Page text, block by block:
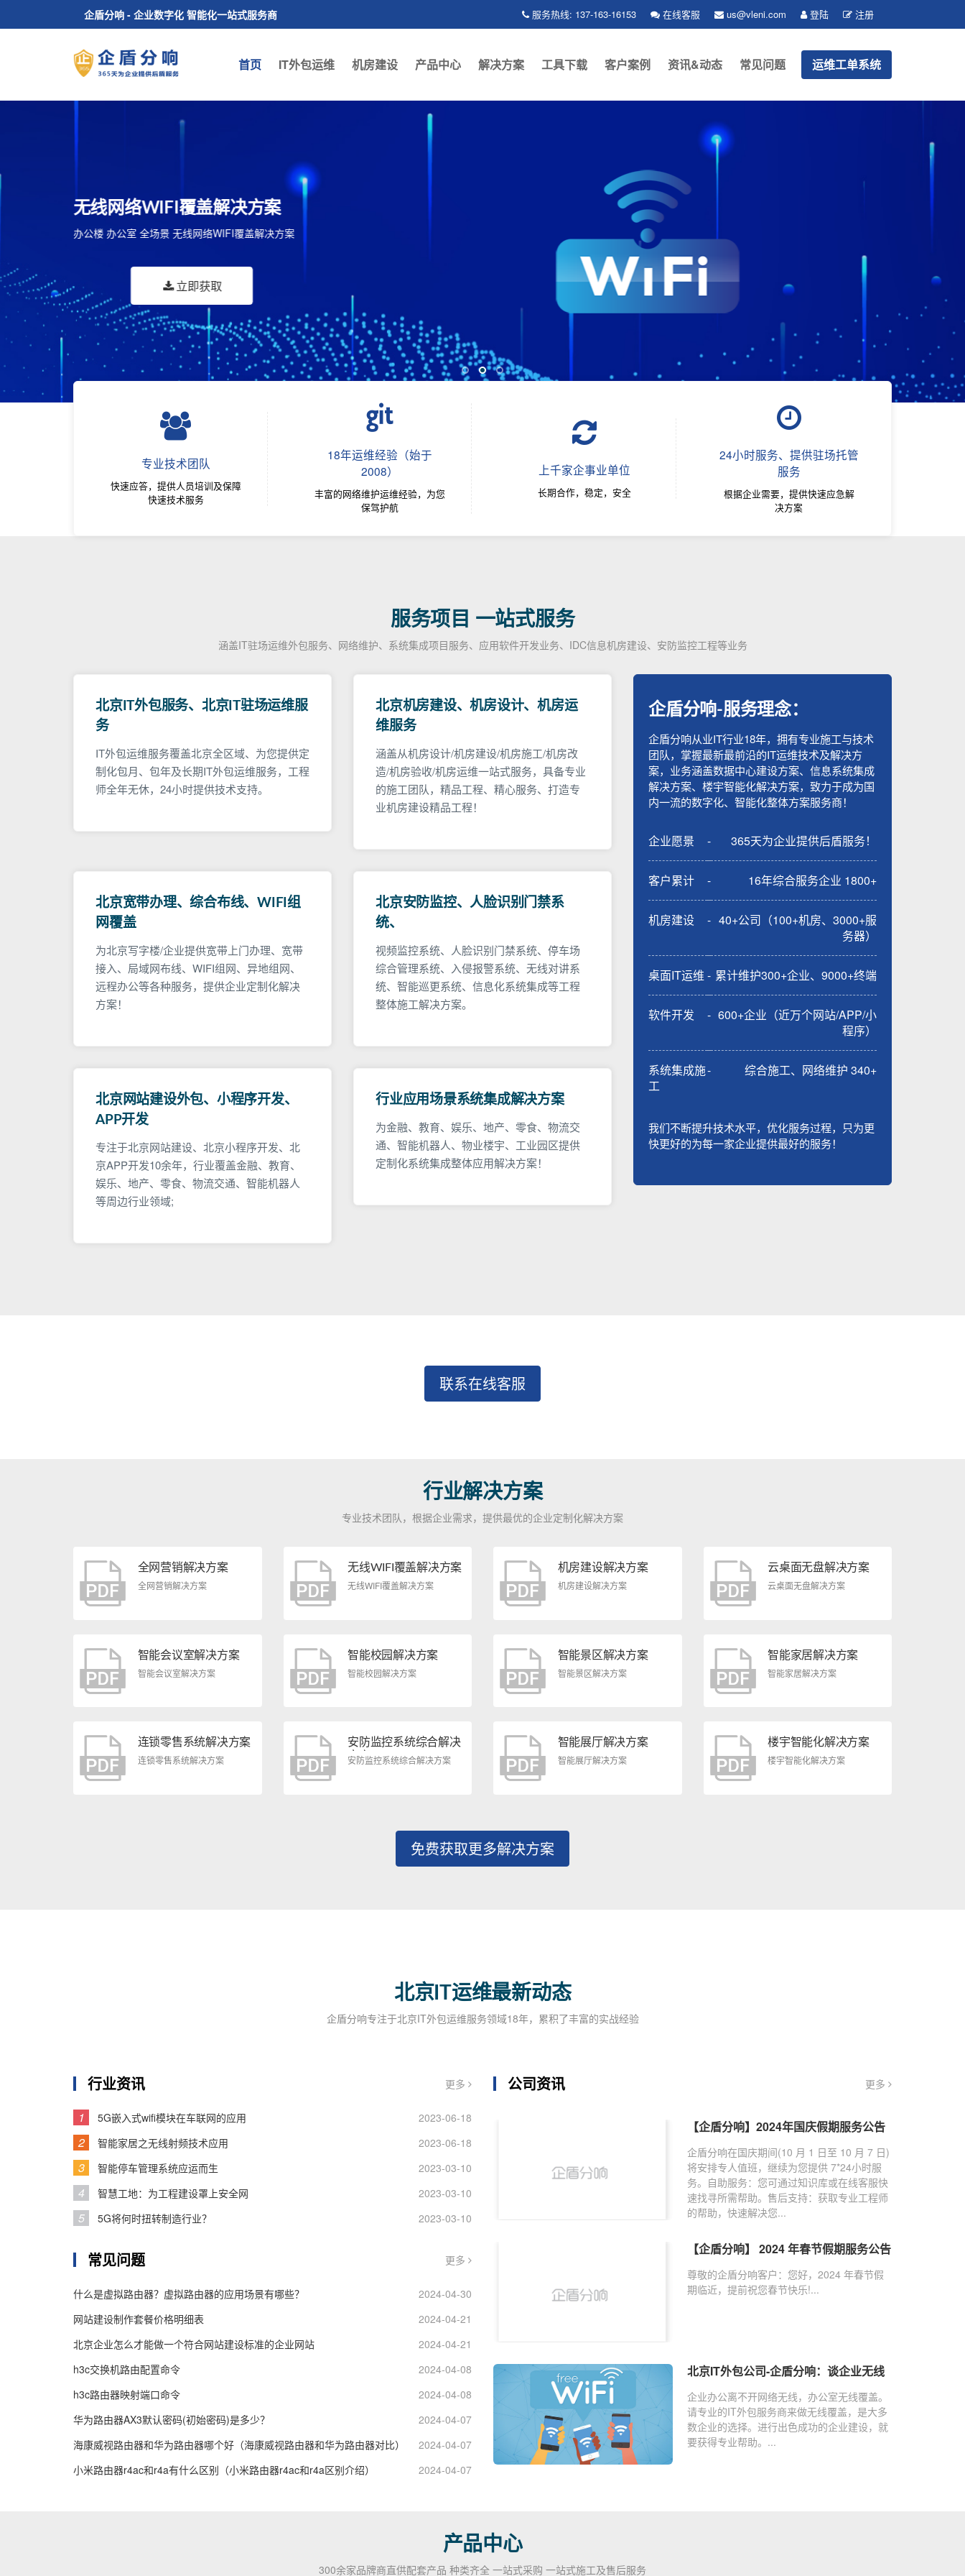
企盾分响 - 企业数字化 智能化一站式服务商 注册
登陆
us@vleni.com
在线客服
服务热线: 137-163-16153
首页 IT外包运维 机房建设 产品中心 解决方案 工具下载 客户案例 资讯&动态 常见问题 运维工单系统
机房建设解决方案
信息化机房 智能机房 整体机房建设施工解决方案
无线网络WIFI覆盖解决方案
办公楼 办公室 全场景 无线网络WIFI覆盖解决方案
立即获取
数字视频监控 智能照明管理 安防预警 能源动力监控
立即获取
专业技术团队
快速应答，提供人员培训及保障
快速技术服务
18年运维经验（始于
2008）
丰富的网络维护运维经验，为您
保驾护航
上千家企事业单位
长期合作，稳定，安全
24小时服务、提供驻场托管
服务
根据企业需要，提供快速应急解
决方案
服务项目 一站式服务
涵盖IT驻场运维外包服务、网络维护、系统集成项目服务、应用软件开发业务、IDC信息机房建设、安防监控工程等业务
北京IT外包服务、北京IT驻场运维服
务
IT外包运维服务覆盖北京全区域、为您提供定
制化包月、包年及长期IT外包运维服务，工程
师全年无休，24小时提供技术支持。
北京机房建设、机房设计、机房运
维服务
涵盖从机房设计/机房建设/机房施工/机房改
造/机房验收/机房运维一站式服务，具备专业
的施工团队，精品工程、精心服务、打造专
业机房建设精品工程！
北京宽带办理、综合布线、WIFI组
网覆盖
为北京写字楼/企业提供宽带上门办理、宽带
接入、局域网布线、WIFI组网、异地组网、
远程办公等各种服务，提供企业定制化解决
方案！
北京安防监控、人脸识别门禁系
统、
视频监控系统、人脸识别门禁系统、停车场
综合管理系统、入侵报警系统、无线对讲系
统、智能巡更系统、信息化系统集成等工程
整体施工解决方案。
北京网站建设外包、小程序开发、
APP开发
专注于北京网站建设、北京小程序开发、北
京APP开发10余年，行业覆盖金融、教育、
娱乐、地产、零食、物流交通、智能机器人
等周边行业领域;
行业应用场景系统集成解决方案
为金融、教育、娱乐、地产、零食、物流交
通、智能机器人、物业楼宇、工业园区提供
定制化系统集成整体应用解决方案！
企盾分响-服务理念：
企盾分响从业IT行业18年，拥有专业施工与技术
团队，掌握最新最前沿的IT运维技术及解决方
案，业务涵盖数据中心建设方案、信息系统集成
解决方案、楼宇智能化解决方案，致力于成为国
内一流的数字化、智能化整体方案服务商！
企业愿景 - 365天为企业提供后盾服务！
客户累计 - 16年综合服务企业 1800+
机房建设 - 40+公司（100+机房、3000+服
务器）
桌面IT运维 - 累计维护300+企业、9000+终端
软件开发 - 600+企业（近万个网站/APP/小
程序）
系统集成施
工
- 综合施工、网络维护 340+
我们不断提升技术水平，优化服务过程，只为更
快更好的为每一家企业提供最好的服务！
联系在线客服
行业解决方案
专业技术团队，根据企业需求，提供最优的企业定制化解决方案
全网营销解决方案
全网营销解决方案
无线WIFI覆盖解决方案
无线WIFI覆盖解决方案
机房建设解决方案
机房建设解决方案
云桌面无盘解决方案
云桌面无盘解决方案
智能会议室解决方案
智能会议室解决方案
智能校园解决方案
智能校园解决方案
智能景区解决方案
智能景区解决方案
智能家居解决方案
智能家居解决方案
连锁零售系统解决方案
连锁零售系统解决方案
安防监控系统综合解决
方案
安防监控系统综合解决方案
智能展厅解决方案
智能展厅解决方案
楼宇智能化解决方案
楼宇智能化解决方案
免费获取更多解决方案
北京IT运维最新动态
企盾分响专注于北京IT外包运维服务领域18年，累积了丰富的实战经验
更多
行业资讯
1 2023-06-18
5G嵌入式wifi模块在车联网的应用
2 2023-06-18
智能家居之无线射频技术应用
3 2023-03-10
智能停车管理系统应运而生
4 2023-03-10
智慧工地：为工程建设罩上安全网
5 2023-03-10
5G将何时扭转制造行业？
更多
常见问题
2024-04-30
什么是虚拟路由器？虚拟路由器的应用场景有哪些？
2024-04-21
网站建设制作套餐价格明细表
2024-04-21
北京企业怎么才能做一个符合网站建设标准的企业网站
2024-04-08
h3c交换机路由配置命令
2024-04-08
h3c路由器映射端口命令
2024-04-07
华为路由器AX3默认密码(初始密码)是多少？
2024-04-07
海康威视路由器和华为路由器哪个好（海康威视路由器和华为路由器对比）
2024-04-07
小米路由器r4ac和r4a有什么区别（小米路由器r4ac和r4a区别介绍）
更多
公司资讯
【企盾分响】2024年国庆假期服务公告
企盾分响在国庆期间(10 月 1 日至 10 月 7 日)
将安排专人值班，继续为您提供 7*24小时服
务。自助服务：您可通过知识库或在线客服快
速找寻所需帮助。售后支持：获取专业工程师
的帮助，快速解决您...
【企盾分响】 2024 年春节假期服务公告
尊敬的企盾分响客户：您好，2024 年春节假
期临近，提前祝您春节快乐!...
北京IT外包公司-企盾分响：谈企业无线
企业办公离不开网络无线，办公室无线覆盖。
请专业的IT外包服务商来做无线覆盖，是大多
数企业的选择。进行出色成功的企业建设，就
要获得专业帮助。...
产品中心
300余家品牌商直供配套产品 种类齐全 一站式采购 一站式施工及售后服务